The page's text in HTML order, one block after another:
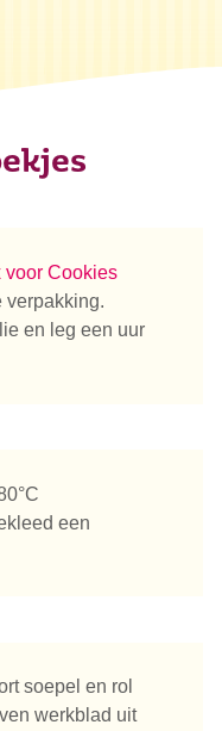
voor Cookies
verpakking.
en leg een uur
een
soepel en rol
werkblad uit